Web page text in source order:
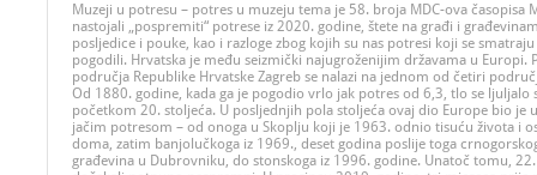
Muzeji u potresu – potres u muzeju tema je 58. broja MDC-ova časopisa
nastojali „pospremiti“ potrese iz 2020. godine, štete na građi i
posljedice i pouke, kao i razloge zbog kojih su nas potresi koji se
pogodili. Hrvatska je među seizmički najugroženijim državama u Europi.
područja Republike Hrvatske Zagreb se nalazi na jednom od četiri
Od 1880. godine, kada ga je pogodio vrlo jak potres od 6,3, tlo se ljuljalo
početkom 20. stoljeća. U posljednjih pola stoljeća ovaj dio Europe bio je
jačim potresom – od onoga u Skoplju koji je 1963. odnio tisuću života i
doma, zatim banjolučkoga iz 1969., deset godina poslije toga
građevina u Dubrovniku, do stonskoga iz 1996. godine. Unatoč tomu,